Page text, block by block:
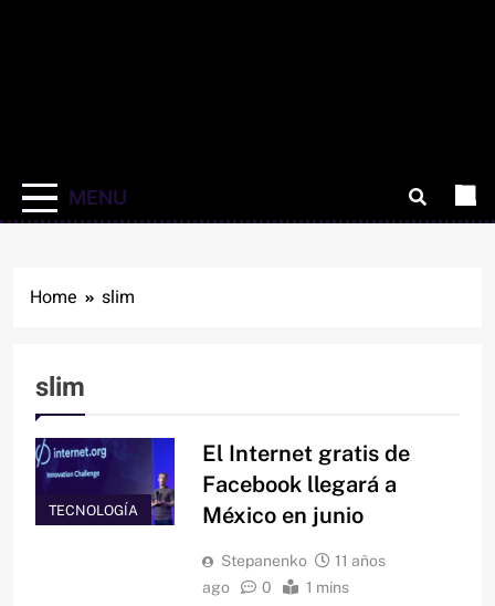
MENU
Home slim
slim
TECNOLOGÍA
El Internet gratis de
Facebook llegará a
México en junio
Stepanenko
11 años
ago
0 1 mins